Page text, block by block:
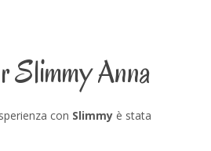
Slimmy Anna
con Slimmy è stata